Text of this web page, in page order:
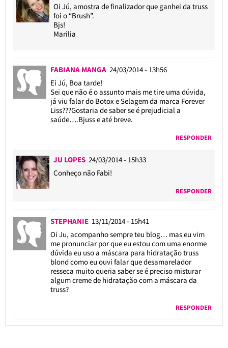
Oi Jú, amostra de finalizador que ganhei da truss
foi o “Brush”.
Bjs!
Marilia
FABIANA MANGA 24/03/2014 - 13h56
Ei Jú, Boa tarde!
Sei que não é o assunto mais me tire uma dúvida,
já viu falar do Botox e Selagem da marca Forever
Liss???Gostaria de saber se é prejudicial a
saúde….Bjuss e até breve.
RESPONDER
JU LOPES 24/03/2014 - 15h33
Conheço não Fabi!
RESPONDER
STEPHANIE 13/11/2014 - 15h41
Oi Ju, acompanho sempre teu blog… mas eu vim
me pronunciar por que eu estou com uma enorme
dúvida eu uso a máscara para hidratação truss
blond como eu ouvi falar que desamarelador
resseca muito queria saber se é preciso misturar
algum creme de hidratação com a máscara da
truss?
RESPONDER